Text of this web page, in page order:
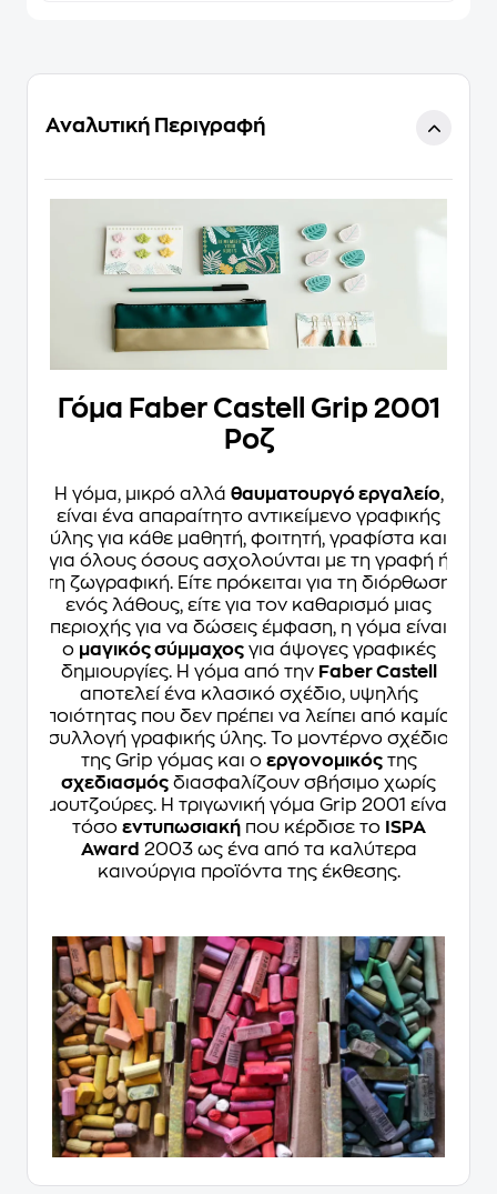
Αναλυτική Περιγραφή
Γόμα Faber Castell Grip 2001
Ροζ
Η γόμα, μικρό αλλά θαυματουργό εργαλείο,
είναι ένα απαραίτητο αντικείμενο γραφικής
ύλης για κάθε μαθητή, φοιτητή, γραφίστα και
για όλους όσους ασχολούνται με τη γραφή ή
τη ζωγραφική. Είτε πρόκειται για τη διόρθωση
ενός λάθους, είτε για τον καθαρισμό μιας
περιοχής για να δώσεις έμφαση, η γόμα είναι
ο μαγικός σύμμαχοςγια άψογες γραφικές
δημιουργίες. Η γόμα από την Faber Castell
αποτελεί ένα κλασικό σχέδιο, υψηλής
ποιότητας που δεν πρέπει να λείπει από καμία
συλλογή γραφικής ύλης. Το μοντέρνο σχέδιο
της Grip γόμας και ο εργονομικόςτης
σχεδιασμός διασφαλίζουν σβήσιμο χωρίς
μουτζούρες. Η τριγωνική γόμα Grip 2001 είναι
τόσο εντυπωσιακήπου κέρδισε το ISPA
Award 2003 ως ένα από τα καλύτερα
καινούργια προϊόντα της έκθεσης.